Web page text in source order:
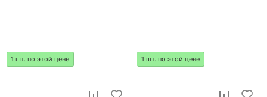
1 шт. по этой цене 1 шт. по этой цене